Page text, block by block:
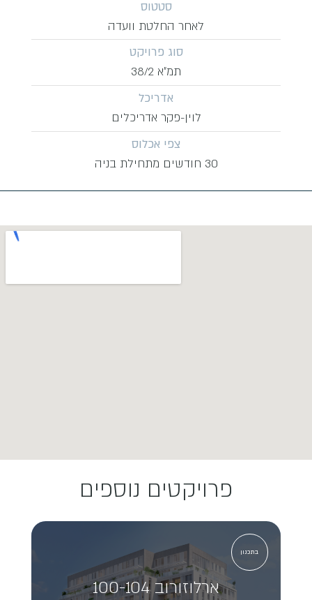
סטטוס
לאחר החלטת וועדה
סוג פרויקט
תמ״א 38/2
אדריכל
לוין-פקר אדריכלים
צפי אכלוס
30 חודשים מתחילת בניה
פרויקטים נוספים
בתכנון
ארלוזורוב 100-104